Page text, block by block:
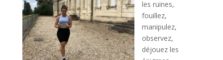
les ruines,
fouillez,
manipulez,
observez,
déjouez les